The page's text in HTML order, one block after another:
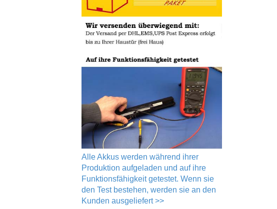
Alle Akkus werden während ihrer
Produktion aufgeladen und auf ihre
Funktionsfähigkeit getestet. Wenn sie
den Test bestehen, werden sie an den
Kunden ausgeliefert >>